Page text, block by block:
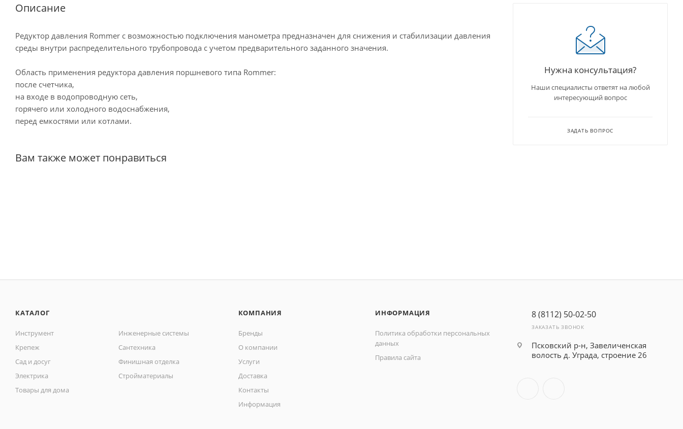
Описание
Редуктор давления Rommer с возможностью подключения манометра предназначен для снижения и стабилизации давления
среды внутри распределительного трубопровода с учетом предварительного заданного значения.
Область применения редуктора давления поршневого типа Rommer:
после счетчика,
на входе в водопроводную сеть,
горячего или холодного водоснабжения,
перед емкостями или котлами.
Вам также может понравиться
Нужна консультация?
Наши специалисты ответят на любой
интересующий вопрос
ЗАДАТЬ ВОПРОС
КАТАЛОГ
Инструмент
Инженерные системы
Крепеж
Сантехника
Сад и досуг
Финишная отделка
Электрика
Стройматериалы
Товары для дома
КОМПАНИЯ
Бренды
О компании
Услуги
Доставка
Контакты
Информация
ИНФОРМАЦИЯ
Политика обработки персональных
данных
Правила сайта
8 (8112) 50-02-50
ЗАКАЗАТЬ ЗВОНОК
Псковский р-н, Завеличенская
волость д. Уграда, строение 26